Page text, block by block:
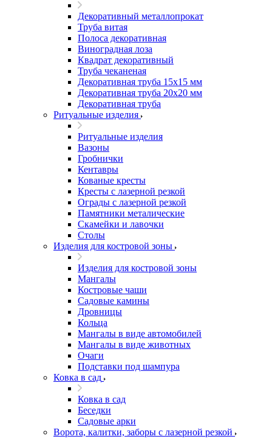
Декоративный металлопрокат
Труба витая
Полоса декоративная
Виноградная лоза
Квадрат декоративный
Труба чеканеная
Декоративная труба 15х15 мм
Декоративная труба 20х20 мм
Декоративная труба
Ритуальные изделия
Ритуальные изделия
Вазоны
Гробнички
Кентавры
Кованые кресты
Кресты с лазерной резкой
Ограды с лазерной резкой
Памятники металические
Скамейки и лавочки
Столы
Изделия для костровой зоны
Изделия для костровой зоны
Мангалы
Костровые чаши
Садовые камины
Дровницы
Кольца
Мангалы в виде автомобилей
Мангалы в виде животных
Очаги
Подставки под шампура
Ковка в сад
Ковка в сад
Беседки
Садовые арки
Ворота, калитки, заборы с лазерной резкой